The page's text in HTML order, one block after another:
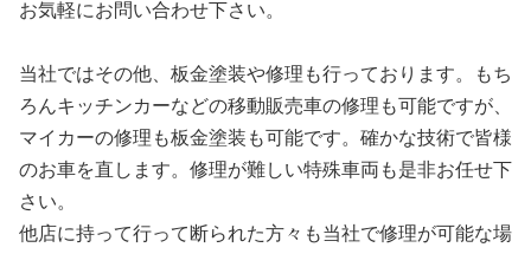
お気軽にお問い合わせ下さい。
当社ではその他、板金塗装や修理も行っております。もち
ろんキッチンカーなどの移動販売車の修理も可能ですが、
マイカーの修理も板金塗装も可能です。確かな技術で皆様
のお車を直します。修理が難しい特殊車両も是非お任せ下
さい。
他店に持って行って断られた方々も当社で修理が可能な場